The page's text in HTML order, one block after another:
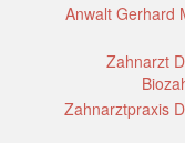
Anwalt Gerhard
Zahnarzt
Zahnarztpraxis